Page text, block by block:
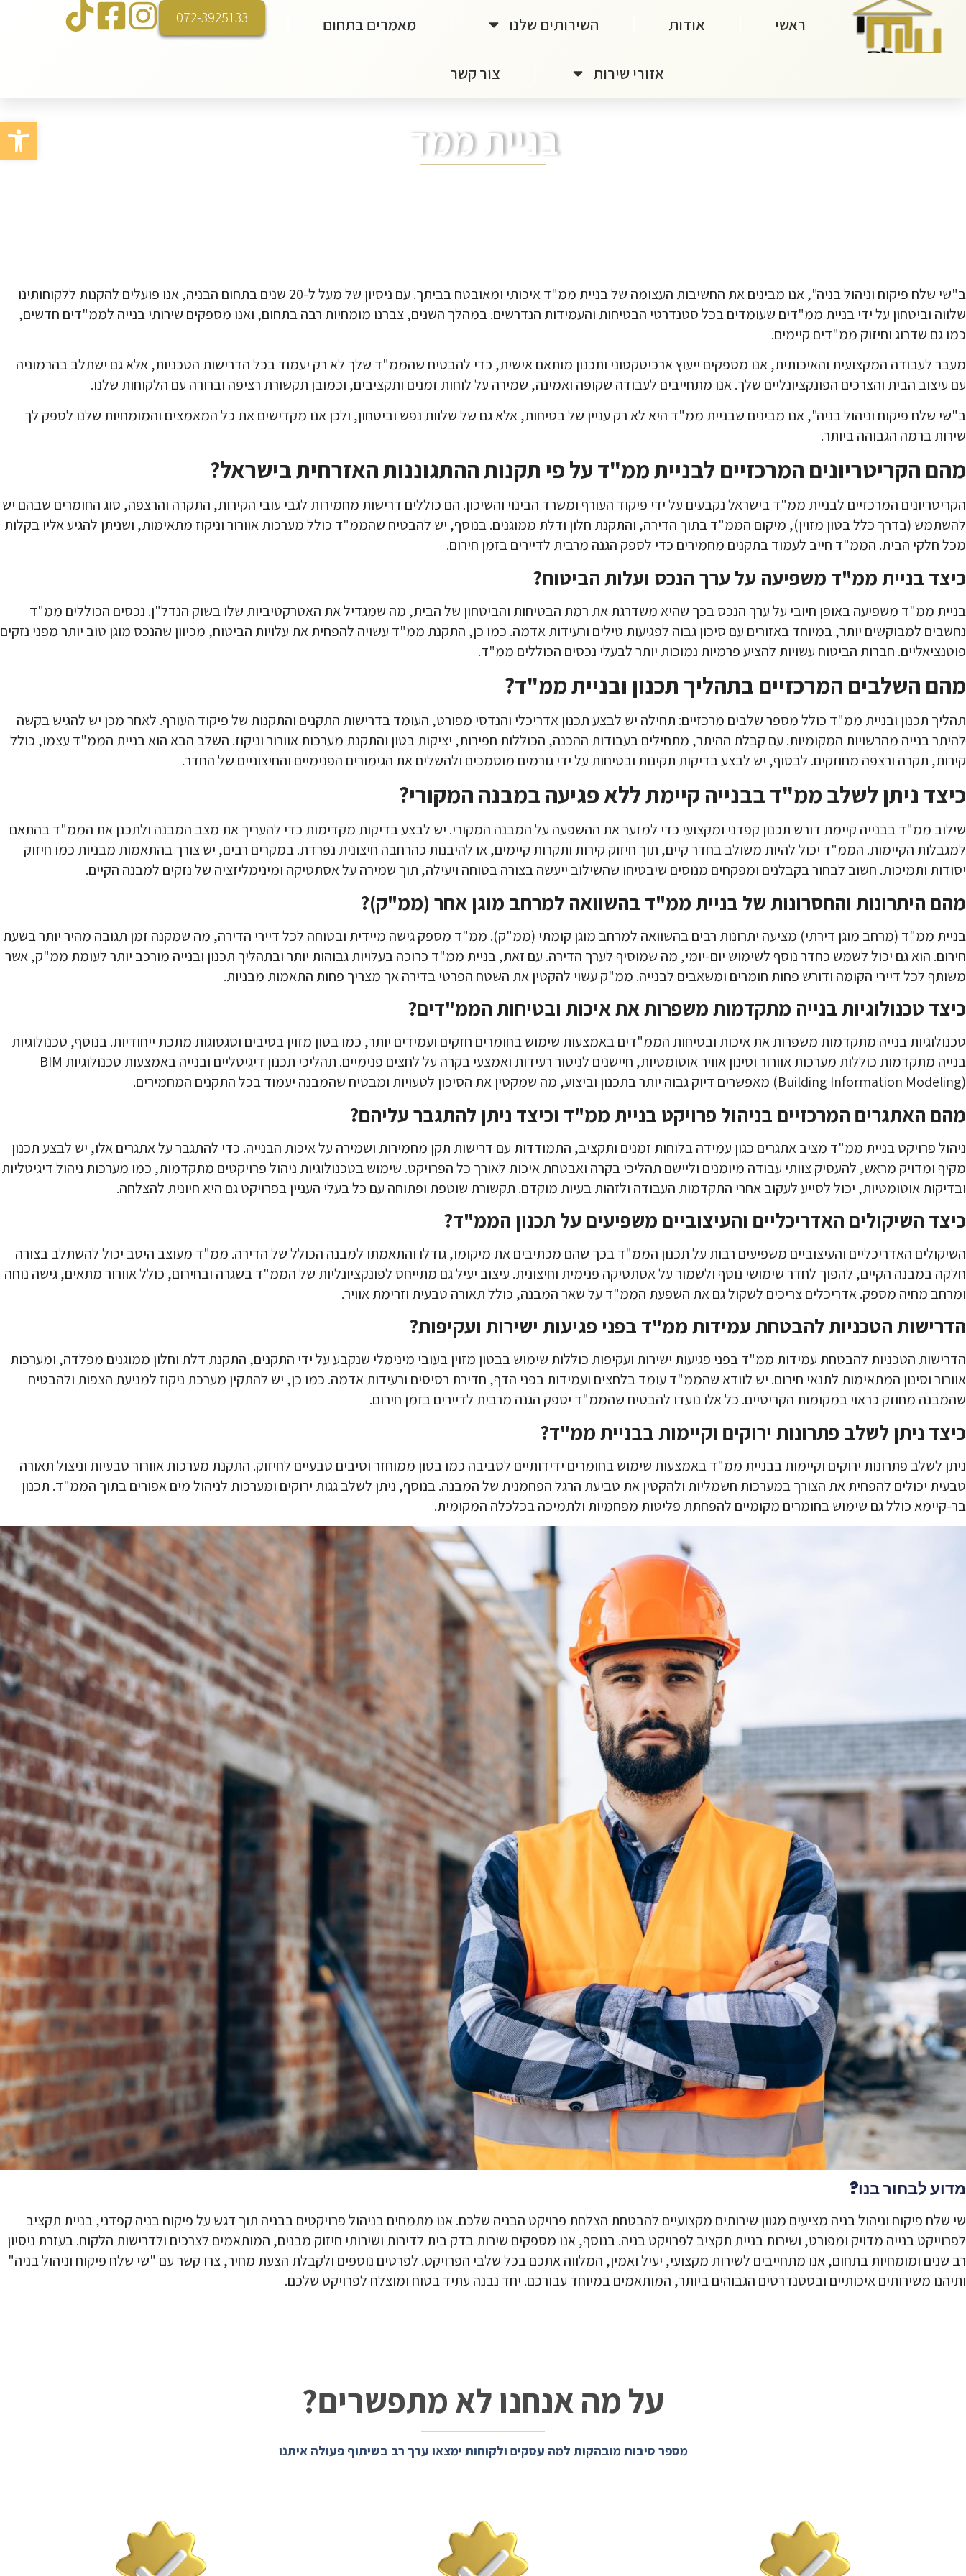
פתח
ראשי אודות השירותים שלנו מאמרים בתחום
אזורי שירות צור קשר
072-3925133
בניית ממד
ב"שי שלח פיקוח וניהול בניה", אנו מבינים את החשיבות העצומה של בניית ממ"ד איכותי ומאובטח בביתך. עם ניסיון של מעל ל-20 שנים בתחום הבניה, אנו פועלים להקנות ללקוחותינו
שלווה וביטחון על ידי בניית ממ"דים שעומדים בכל סטנדרטי הבטיחות והעמידות הנדרשים. במהלך השנים, צברנו מומחיות רבה בתחום, ואנו מספקים שירותי בנייה לממ"דים חדשים,
כמו גם שדרוג וחיזוק ממ"דים קיימים.
מעבר לעבודה המקצועית והאיכותית, אנו מספקים ייעוץ ארכיטקטוני ותכנון מותאם אישית, כדי להבטיח שהממ"ד שלך לא רק יעמוד בכל הדרישות הטכניות, אלא גם ישתלב בהרמוניה
עם עיצוב הבית והצרכים הפונקציונליים שלך. אנו מתחייבים לעבודה שקופה ואמינה, שמירה על לוחות זמנים ותקציבים, וכמובן תקשורת רציפה וברורה עם הלקוחות שלנו.
ב"שי שלח פיקוח וניהול בניה", אנו מבינים שבניית ממ"ד היא לא רק עניין של בטיחות, אלא גם של שלוות נפש וביטחון, ולכן אנו מקדישים את כל המאמצים והמומחיות שלנו לספק לך
שירות ברמה הגבוהה ביותר.
מהם הקריטריונים המרכזיים לבניית ממ"ד על פי תקנות ההתגוננות האזרחית בישראל?
הקריטריונים המרכזיים לבניית ממ"ד בישראל נקבעים על ידי פיקוד העורף ומשרד הבינוי והשיכון. הם כוללים דרישות מחמירות לגבי עובי הקירות, התקרה והרצפה, סוג החומרים שבהם יש
להשתמש (בדרך כלל בטון מזוין), מיקום הממ"ד בתוך הדירה, והתקנת חלון ודלת ממוגנים. בנוסף, יש להבטיח שהממ"ד כולל מערכות אוורור וניקוז מתאימות, ושניתן להגיע אליו בקלות
מכל חלקי הבית. הממ"ד חייב לעמוד בתקנים מחמירים כדי לספק הגנה מרבית לדיירים בזמן חירום.
כיצד בניית ממ"ד משפיעה על ערך הנכס ועלות הביטוח?
בניית ממ"ד משפיעה באופן חיובי על ערך הנכס בכך שהיא משדרגת את רמת הבטיחות והביטחון של הבית, מה שמגדיל את האטרקטיביות שלו בשוק הנדל"ן. נכסים הכוללים ממ"ד
נחשבים למבוקשים יותר, במיוחד באזורים עם סיכון גבוה לפגיעות טילים ורעידות אדמה. כמו כן, התקנת ממ"ד עשויה להפחית את עלויות הביטוח, מכיוון שהנכס מוגן טוב יותר מפני נזקים
פוטנציאליים. חברות הביטוח עשויות להציע פרמיות נמוכות יותר לבעלי נכסים הכוללים ממ"ד.
מהם השלבים המרכזיים בתהליך תכנון ובניית ממ"ד?
תהליך תכנון ובניית ממ"ד כולל מספר שלבים מרכזיים: תחילה יש לבצע תכנון אדריכלי והנדסי מפורט, העומד בדרישות התקנים והתקנות של פיקוד העורף. לאחר מכן יש להגיש בקשה
להיתר בנייה מהרשויות המקומיות. עם קבלת ההיתר, מתחילים בעבודות ההכנה, הכוללות חפירות, יציקות בטון והתקנת מערכות אוורור וניקוז. השלב הבא הוא בניית הממ"ד עצמו, כולל
קירות, תקרה ורצפה מחוזקים. לבסוף, יש לבצע בדיקות תקינות ובטיחות על ידי גורמים מוסמכים ולהשלים את הגימורים הפנימיים והחיצוניים של החדר.
כיצד ניתן לשלב ממ"ד בבנייה קיימת ללא פגיעה במבנה המקורי?
שילוב ממ"ד בבנייה קיימת דורש תכנון קפדני ומקצועי כדי למזער את ההשפעה על המבנה המקורי. יש לבצע בדיקות מקדימות כדי להעריך את מצב המבנה ולתכנן את הממ"ד בהתאם
למגבלות הקיימות. הממ"ד יכול להיות משולב בחדר קיים, תוך חיזוק קירות ותקרות קיימים, או להיבנות כהרחבה חיצונית נפרדת. במקרים רבים, יש צורך בהתאמות מבניות כמו חיזוק
יסודות ותמיכות. חשוב לבחור בקבלנים ומפקחים מנוסים שיבטיחו שהשילוב ייעשה בצורה בטוחה ויעילה, תוך שמירה על אסתטיקה ומינימליזציה של נזקים למבנה הקיים.
מהם היתרונות והחסרונות של בניית ממ"ד בהשוואה למרחב מוגן אחר (ממ"ק)?
בניית ממ"ד (מרחב מוגן דירתי) מציעה יתרונות רבים בהשוואה למרחב מוגן קומתי (ממ"ק). ממ"ד מספק גישה מיידית ובטוחה לכל דיירי הדירה, מה שמקנה זמן תגובה מהיר יותר בשעת
חירום. הוא גם יכול לשמש כחדר נוסף לשימוש יום-יומי, מה שמוסיף לערך הדירה. עם זאת, בניית ממ"ד כרוכה בעלויות גבוהות יותר ובתהליך תכנון ובנייה מורכב יותר לעומת ממ"ק, אשר
משותף לכל דיירי הקומה ודורש פחות חומרים ומשאבים לבנייה. ממ"ק עשוי להקטין את השטח הפרטי בדירה אך מצריך פחות התאמות מבניות.
כיצד טכנולוגיות בנייה מתקדמות משפרות את איכות ובטיחות הממ"דים?
טכנולוגיות בנייה מתקדמות משפרות את איכות ובטיחות הממ"דים באמצעות שימוש בחומרים חזקים ועמידים יותר, כמו בטון מזוין בסיבים וסגסוגות מתכת ייחודיות. בנוסף, טכנולוגיות
בנייה מתקדמות כוללות מערכות אוורור וסינון אוויר אוטומטיות, חיישנים לניטור רעידות ואמצעי בקרה על לחצים פנימיים. תהליכי תכנון דיגיטליים ובנייה באמצעות טכנולוגיות BIM
(Building Information Modeling) מאפשרים דיוק גבוה יותר בתכנון וביצוע, מה שמקטין את הסיכון לטעויות ומבטיח שהמבנה יעמוד בכל התקנים המחמירים.
מהם האתגרים המרכזיים בניהול פרויקט בניית ממ"ד וכיצד ניתן להתגבר עליהם?
ניהול פרויקט בניית ממ"ד מציב אתגרים כגון עמידה בלוחות זמנים ותקציב, התמודדות עם דרישות תקן מחמירות ושמירה על איכות הבנייה. כדי להתגבר על אתגרים אלו, יש לבצע תכנון
מקיף ומדויק מראש, להעסיק צוותי עבודה מיומנים וליישם תהליכי בקרה ואבטחת איכות לאורך כל הפרויקט. שימוש בטכנולוגיות ניהול פרויקטים מתקדמות, כמו מערכות ניהול דיגיטליות
ובדיקות אוטומטיות, יכול לסייע לעקוב אחרי התקדמות העבודה ולזהות בעיות מוקדם. תקשורת שוטפת ופתוחה עם כל בעלי העניין בפרויקט גם היא חיונית להצלחה.
כיצד השיקולים האדריכליים והעיצוביים משפיעים על תכנון הממ"ד?
השיקולים האדריכליים והעיצוביים משפיעים רבות על תכנון הממ"ד בכך שהם מכתיבים את מיקומו, גודלו והתאמתו למבנה הכולל של הדירה. ממ"ד מעוצב היטב יכול להשתלב בצורה
חלקה במבנה הקיים, להפוך לחדר שימושי נוסף ולשמור על אסתטיקה פנימית וחיצונית. עיצוב יעיל גם מתייחס לפונקציונליות של הממ"ד בשגרה ובחירום, כולל אוורור מתאים, גישה נוחה
ומרחב מחיה מספק. אדריכלים צריכים לשקול גם את השפעת הממ"ד על שאר המבנה, כולל תאורה טבעית וזרימת אוויר.
הדרישות הטכניות להבטחת עמידות ממ"ד בפני פגיעות ישירות ועקיפות?
הדרישות הטכניות להבטחת עמידות ממ"ד בפני פגיעות ישירות ועקיפות כוללות שימוש בבטון מזוין בעובי מינימלי שנקבע על ידי התקנים, התקנת דלת וחלון ממוגנים מפלדה, ומערכות
אוורור וסינון המתאימות לתנאי חירום. יש לוודא שהממ"ד עומד בלחצים ועמידות בפני הדף, חדירת רסיסים ורעידות אדמה. כמו כן, יש להתקין מערכת ניקוז למניעת הצפות ולהבטיח
שהמבנה מחוזק כראוי במקומות הקריטיים. כל אלו נועדו להבטיח שהממ"ד יספק הגנה מרבית לדיירים בזמן חירום.
כיצד ניתן לשלב פתרונות ירוקים וקיימות בבניית ממ"ד?
ניתן לשלב פתרונות ירוקים וקיימות בבניית ממ"ד באמצעות שימוש בחומרים ידידותיים לסביבה כמו בטון ממוחזר וסיבים טבעיים לחיזוק. התקנת מערכות אוורור טבעיות וניצול תאורה
טבעית יכולים להפחית את הצורך במערכות חשמליות ולהקטין את טביעת הרגל הפחמנית של המבנה. בנוסף, ניתן לשלב גגות ירוקים ומערכות לניהול מים אפורים בתוך הממ"ד. תכנון
בר-קיימא כולל גם שימוש בחומרים מקומיים להפחתת פליטות מפחמיות ולתמיכה בכלכלה המקומית.
מדוע לבחור בנו?
שי שלח פיקוח וניהול בניה מציעים מגוון שירותים מקצועיים להבטחת הצלחת פרויקט הבניה שלכם. אנו מתמחים בניהול פרויקטים בבניה תוך דגש עלפיקוח בניה קפדני,בניית תקציב
לפרוייקט בנייה מדויק ומפורט, ושירותבניית תקציב לפרויקט בניה. בנוסף, אנו מספקים שירות בדק בית לדירות ושירותי חיזוק מבנים, המותאמים לצרכים ולדרישות הלקוח. בעזרת ניסיון
רב שנים ומומחיות בתחום, אנו מתחייבים לשירות מקצועי, יעיל ואמין, המלווה אתכם בכל שלבי הפרויקט. לפרטים נוספים ולקבלת הצעת מחיר, צרו קשר עם "שי שלח פיקוח וניהול בניה"
ותיהנו משירותים איכותיים ובסטנדרטים הגבוהים ביותר, המותאמים במיוחד עבורכם. יחד נבנה עתיד בטוח ומוצלח לפרויקט שלכם.
על מה אנחנו לא מתפשרים?
מספר סיבות מובהקות למה עסקים ולקוחות ימצאו ערך רב בשיתוף פעולה איתנו